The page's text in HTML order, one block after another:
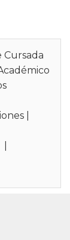
Cursada